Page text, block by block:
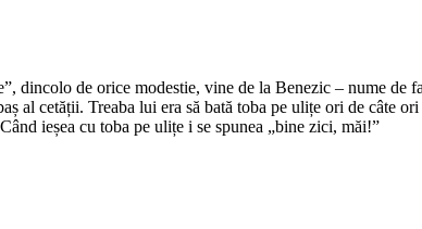
dincolo de orice modestie, vine de la Benezic – nume de
al cetății. Treaba lui era să bată toba pe ulițe ori de câte
ieșea cu toba pe ulițe i se spunea „bine zici, măi!”